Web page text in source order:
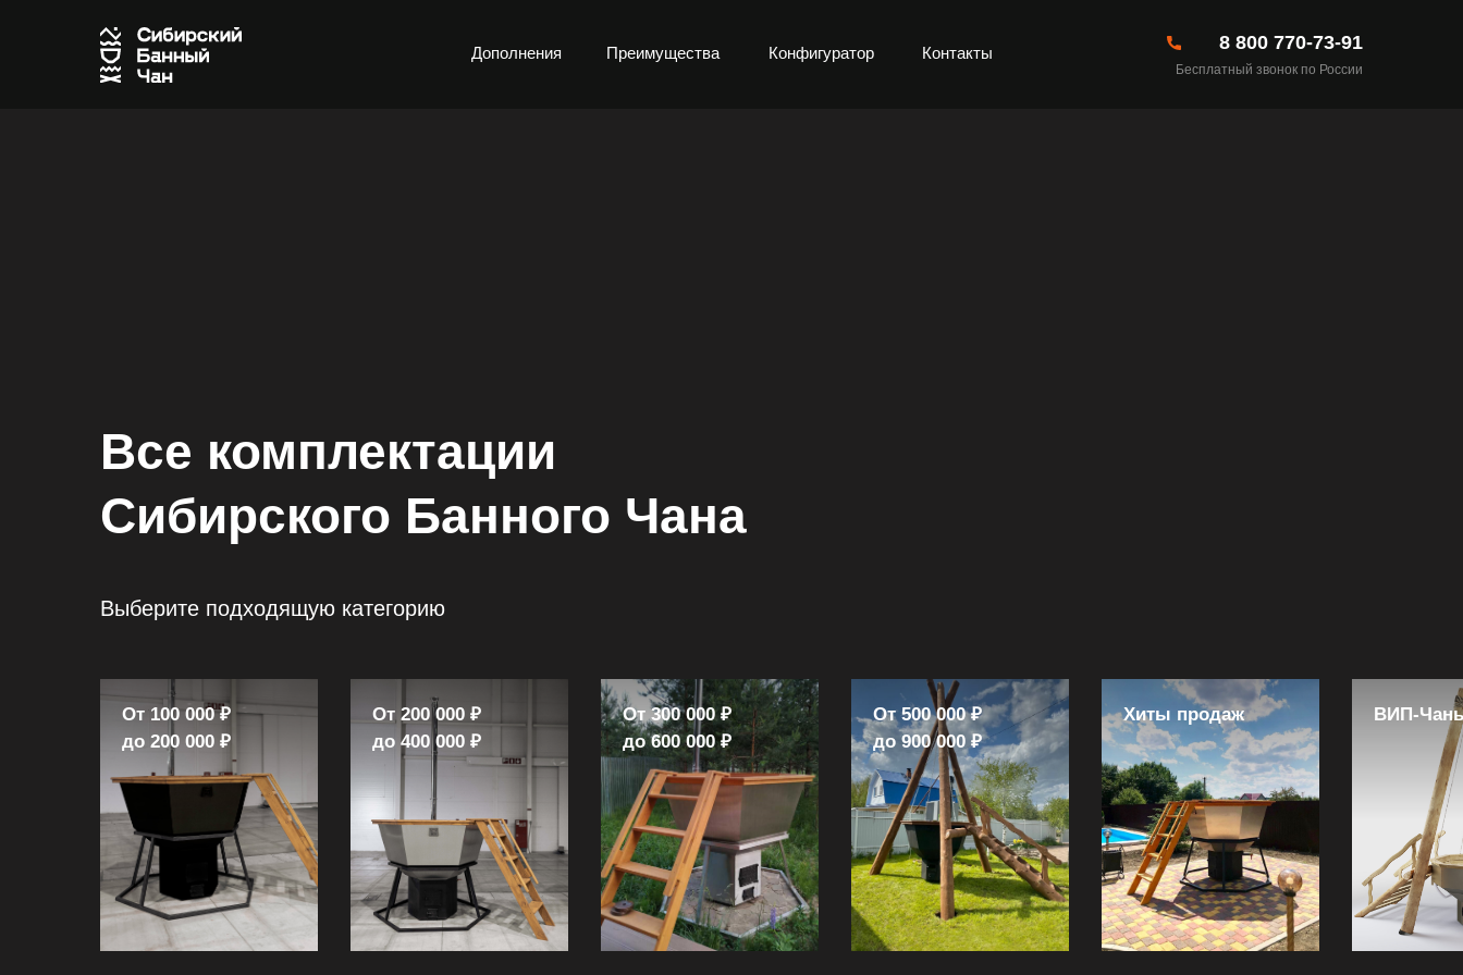
8 800 770-73-91
Бесплатный звонок по России
Дополнения Преимущества Конфигуратор Контакты
Все комплектации
Сибирского Банного Чана
Выберите подходящую категорию
От 100 000 ₽
до 200 000 ₽
От 200 000 ₽
до 400 000 ₽
От 300 000 ₽
до 600 000 ₽
От 500 000 ₽
до 900 000 ₽
ВИП-
Хиты продаж